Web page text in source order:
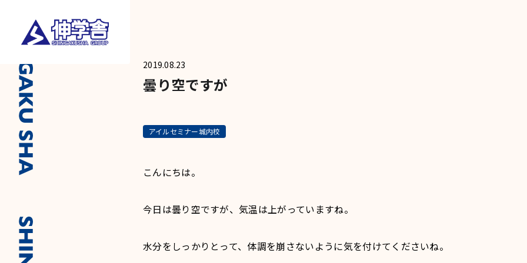
2019.08.23
曇り空ですが
アイルセミナー城内校
こんにちは。
今日は曇り空ですが、気温は上がっていますね。
水分をしっかりとって、体調を崩さないように気を付けてくださいね。